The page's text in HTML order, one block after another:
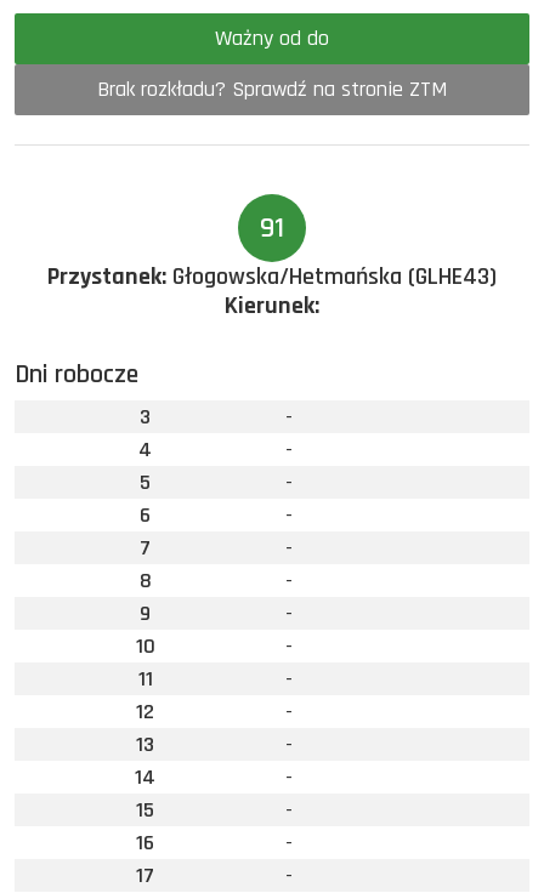
Ważny od do
Brak rozkładu? Sprawdź na stronie ZTM
91
Przystanek: Głogowska/Hetmańska (GLHE43)
Kierunek:
Dni robocze
3
-
4
-
5
-
6
-
7
-
8
-
9
-
10
-
11
-
12
-
13
-
14
-
15
-
16
-
17
-